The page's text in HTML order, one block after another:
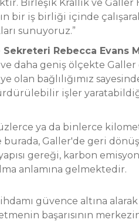
Birleşik Krallık ve
bir iş birliği içinde
sunuyoruz.”
Rebecca Evans
daha geniş ölçekte
bağlılığımız sayesinde
işler
ya da binlerce
burada, Galler'de geri
gereği, karbon
anlamına gelmektedir.
güvence altına alarak
başarısının